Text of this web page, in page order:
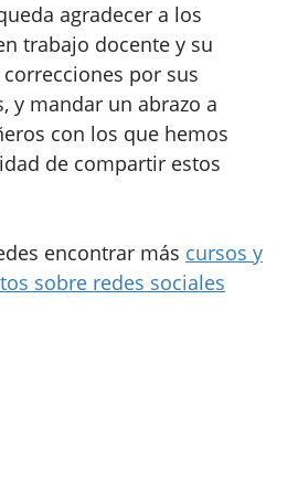
agradecer a los
trabajo docente y su
por sus
y mandar un abrazo a
con los que hemos
de compartir estos
encontrar más cursos y
sobre redes sociales